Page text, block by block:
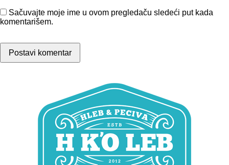
Sačuvajte moje ime u ovom pregledaču sledeći put kada
komentarišem.